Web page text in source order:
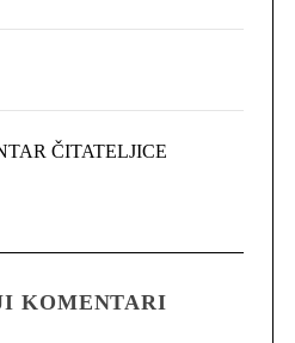
ČITATELJICE
KOMENTARI